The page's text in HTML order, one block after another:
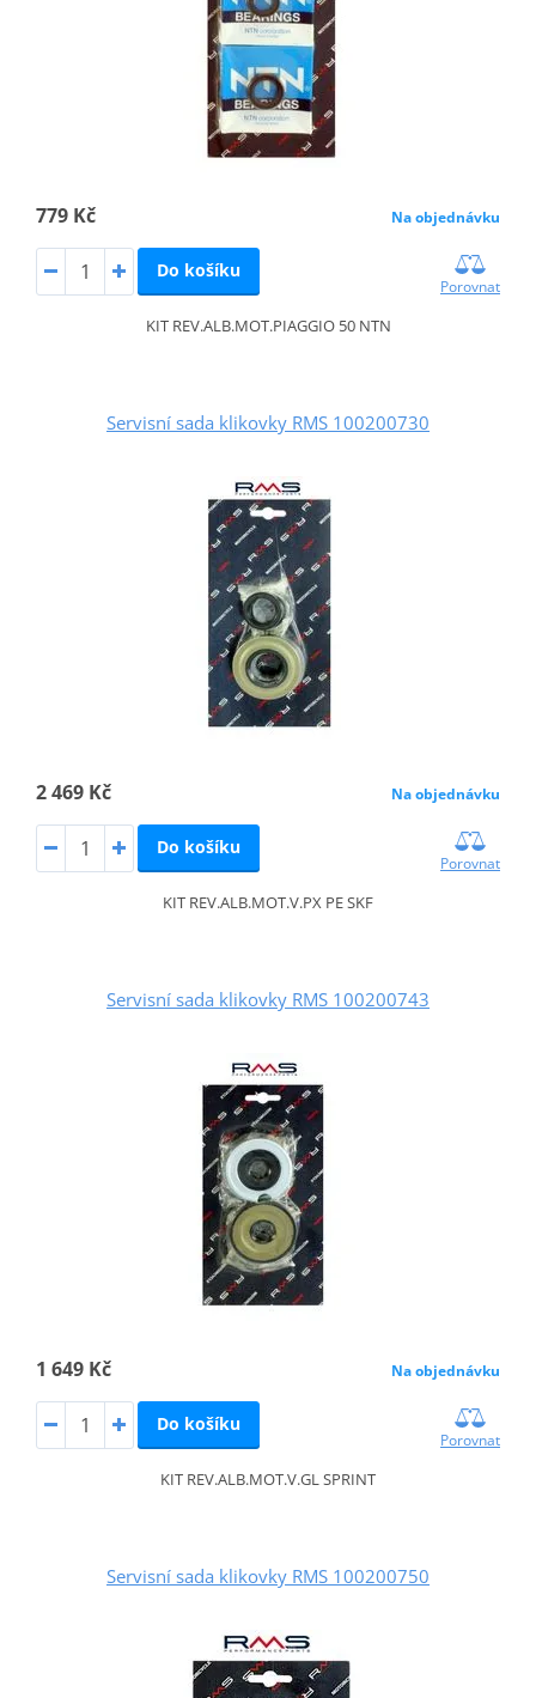
779 Kč Na objednávku
Do košíku
Porovnat
KIT REV.ALB.MOT.PIAGGIO 50 NTN
Servisní sada klikovky RMS 100200730
2 469 Kč Na objednávku
Do košíku
Porovnat
KIT REV.ALB.MOT.V.PX PE SKF
Servisní sada klikovky RMS 100200743
1 649 Kč Na objednávku
Do košíku
Porovnat
KIT REV.ALB.MOT.V.GL SPRINT
Servisní sada klikovky RMS 100200750